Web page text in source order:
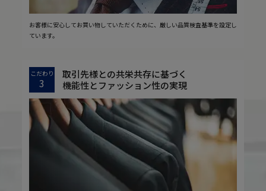
お客様に安心してお買い物していただくために、厳しい品質検査基準を設定し
ています。
こだわり
3
取引先様との共栄共存に基づく
機能性とファッション性の実現